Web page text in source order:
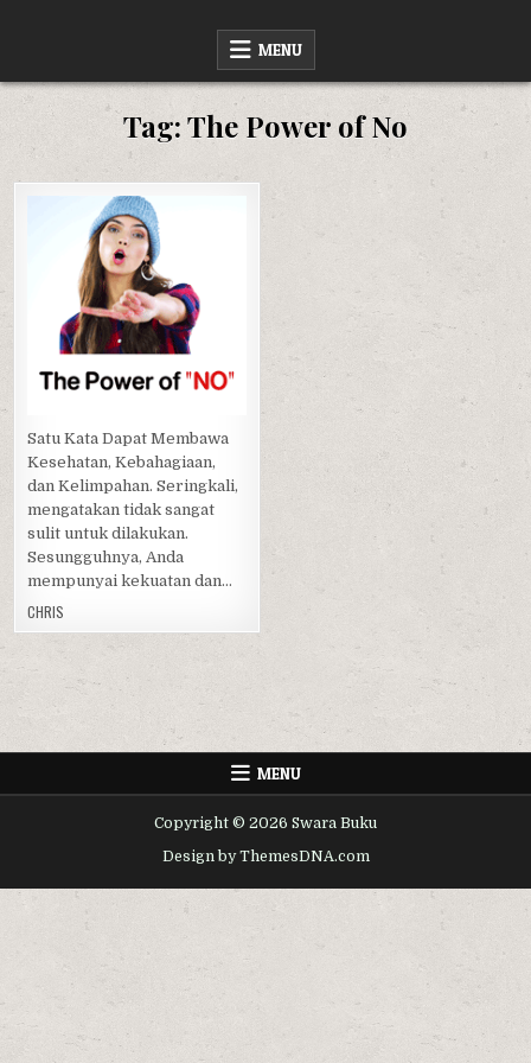
MENU
Tag:The Power of No
Posted
in
Satu Kata Dapat Membawa
Kesehatan, Kebahagiaan,
dan Kelimpahan. Seringkali,
mengatakan tidak sangat
sulit untuk dilakukan.
Sesungguhnya, Anda
mempunyai kekuatan dan…
CHRIS
MENU
Copyright © 2026 Swara Buku
Design by ThemesDNA.com